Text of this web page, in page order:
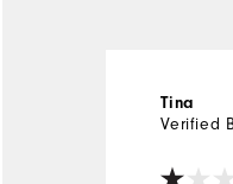
Tina
Verified